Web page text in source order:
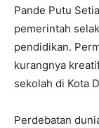
Pande Putu
pemerintah
pendidikan.
kurangnya
sekolah di Kota
Perdebatan